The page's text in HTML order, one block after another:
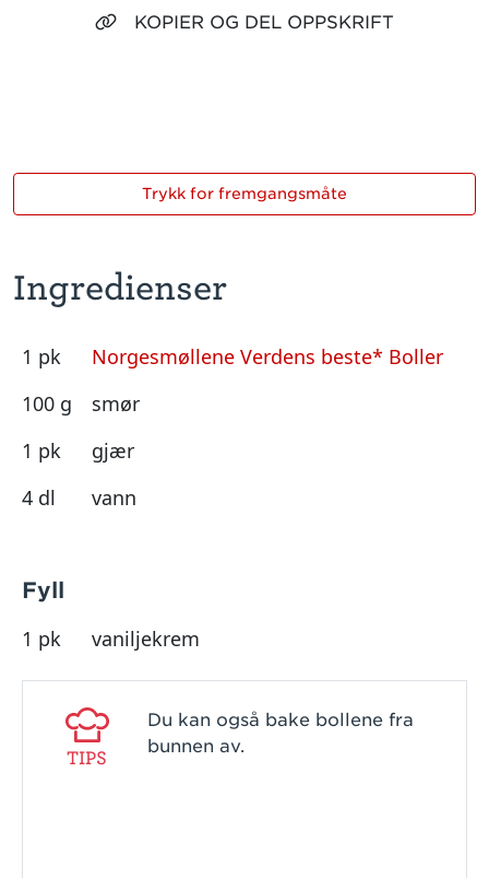
KOPIER OG DEL OPPSKRIFT
Ingredienser
1 pk
Norgesmøllene Verdens beste* Boller
100 g
smør
1 pk
gjær
4 dl
vann
Fyll
1 pk
vaniljekrem
TIPS
Du kan også bake bollene fra
bunnen av.
Trykk for fremgangsmåte